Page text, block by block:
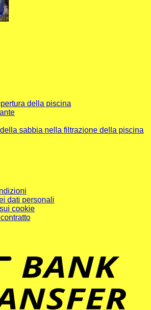
della piscina
sabbia nella filtrazione della piscina
dati personali
cookie